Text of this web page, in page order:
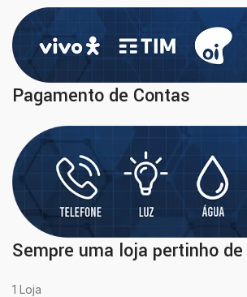
Pagamento de Contas
Sempre uma loja pertinho
1 Loja